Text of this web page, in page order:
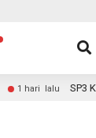
SP3 Kades Sungai